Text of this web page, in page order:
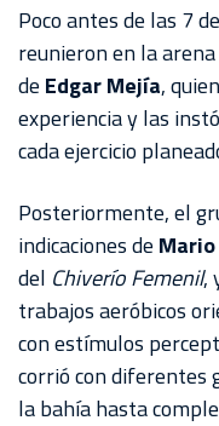
AKRON
TOUR
ESTADIO
AKRON
Poco antes de las 7
reunieron en la
de Edgar Mejía,
experiencia y las
cada ejercicio
Posteriormente, el
indicaciones de
del Chiverío Femenil,
trabajos aeróbicos
con estímulos
corrió con diferentes
la bahía hasta